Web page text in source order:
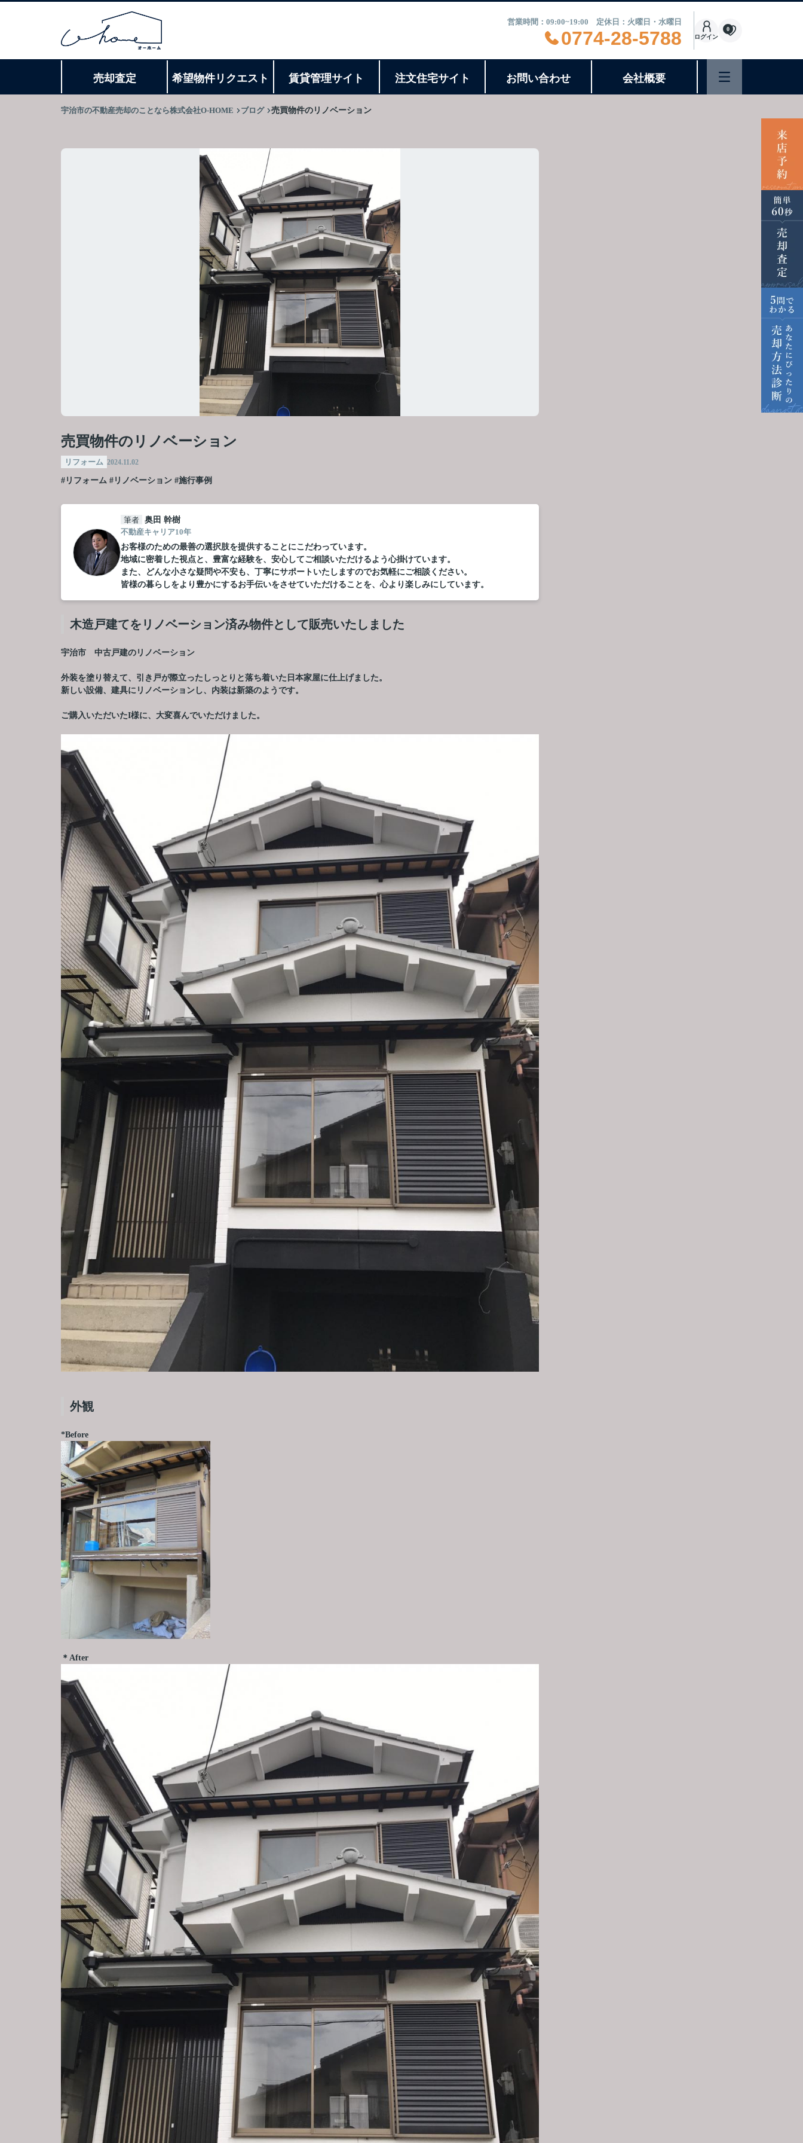
営業時間：09:00~19:00 定休日：火曜日・水曜日
0774-28-5788 ログイン
0
売却査定 希望物件リクエスト 賃貸管理サイト 注文住宅サイト お問い合わせ 会社概要
宇治市の不動産売却のことなら株式会社O-HOME ブログ 売買物件のリノベーション
売買物件のリノベーション
リフォーム 2024.11.02
#リフォーム #リノベーション #施行事例
筆者 奥田 幹樹
不動産キャリア10年
お客様のための最善の選択肢を提供することにこだわっています。
地域に密着した視点と、豊富な経験を、安心してご相談いただけるよう心掛けています。
また、どんな小さな疑問や不安も、丁寧にサポートいたしますのでお気軽にご相談ください。
皆様の暮らしをより豊かにするお手伝いをさせていただけることを、心より楽しみにしています。
木造戸建てをリノベーション済み物件として販売いたしました
宇治市 中古戸建のリノベーション
外装を塗り替えて、引き戸が際立ったしっとりと落ち着いた日本家屋に仕上げました。
新しい設備、建具にリノベーションし、内装は新築のようです。
ご購入いただいたI様に、大変喜んでいただけました。
外観
*Before
＊After